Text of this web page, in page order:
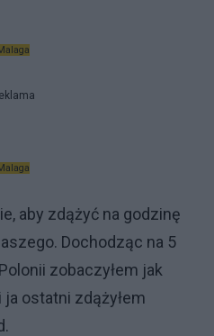
aby zdążyć na godzinę
Dochodząc na 5
zobaczyłem jak
ostatni zdążyłem